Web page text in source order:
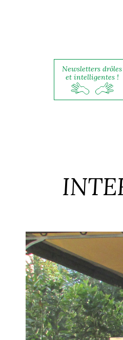
Newsletters drôles
et intelligentes !